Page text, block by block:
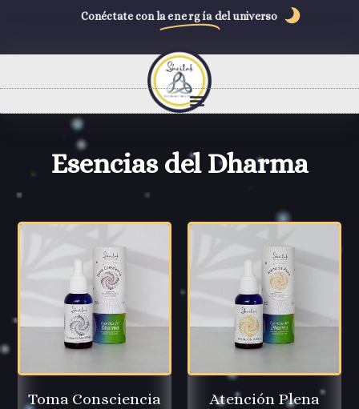
Conéctate con la energía del universo
Esencias del Dharma
Toma Consciencia
Atención Plena